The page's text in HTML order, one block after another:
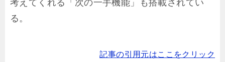
る。
記事の引用元はここをクリック